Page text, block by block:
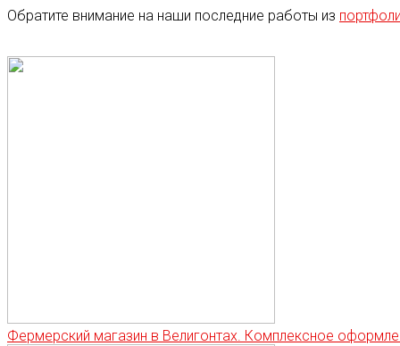
Обратите внимание на наши последние работы из
Фермерский магазин в Велигонтах. Комплексное